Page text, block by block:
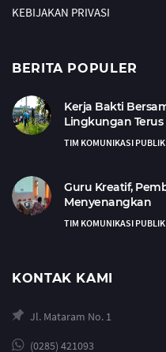
KEBIJAKAN PRIVASI
BERITA POPULER
Kerja Bakti
Lingkungan
TIM KOMUNIKASI PUBLIK
Guru Kreatif,
Menyenangkan
TIM KOMUNIKASI PUBLIK
KONTAK KAMI
Jl. Mataram No. 1
(0285) 421093